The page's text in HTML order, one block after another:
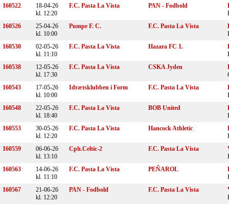
160522
18-04-26
kl. 12:20
F.C. Pasta La Vista PAN - Fodbold
160526
25-04-26
kl. 10:00
Pumpe F. C. F.C. Pasta La Vista
160530
02-05-26
kl. 11:10
F.C. Pasta La Vista Hazara FC 1.
160538
12-05-26
kl. 17:30
F.C. Pasta La Vista CSKA Jyden
160543
17-05-26
kl. 10:00
Idrætsklubben i Form F.C. Pasta La Vista
160548
22-05-26
kl. 18:40
F.C. Pasta La Vista BOB United
160553
30-05-26
kl. 12:20
F.C. Pasta La Vista Hancock Athletic
160559
06-06-26
kl. 13:10
Cph.Celtic-2 F.C. Pasta La Vista
160563
14-06-26
kl. 11:10
F.C. Pasta La Vista PEÑAROL
160567
21-06-26
kl. 12:20
PAN - Fodbold F.C. Pasta La Vista